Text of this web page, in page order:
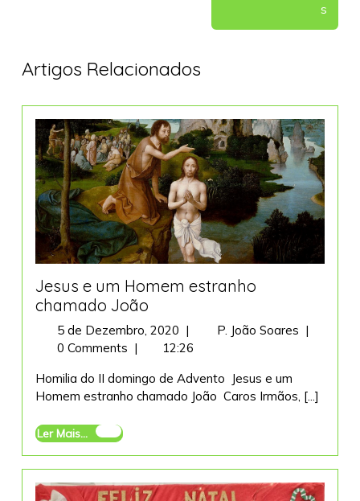
s
Artigos Relacionados
Jesus e um Homem estranho
chamado João
5 de Dezembro, 2020 5
de
2020
| P. João Soares Jesus
estranho
|
0 Comments |
12:26
Homilia do II domingo de Advento Jesus e um
Homem estranho chamado João Caros Irmãos, [...]
Ler Mais... Ler